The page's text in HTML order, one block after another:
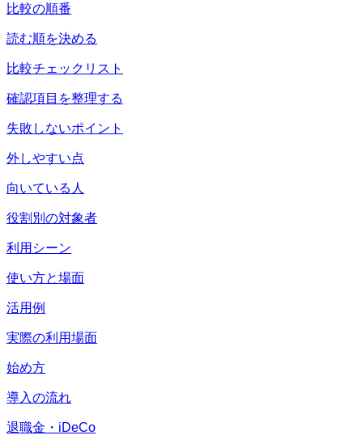
比較の順番
読む順を決める
比較チェックリスト
確認項目を整理する
失敗しないポイント
外しやすい点
向いている人
役割別の対象者
利用シーン
使い方と場面
活用例
実際の利用場面
始め方
導入の流れ
退職金・iDeCo